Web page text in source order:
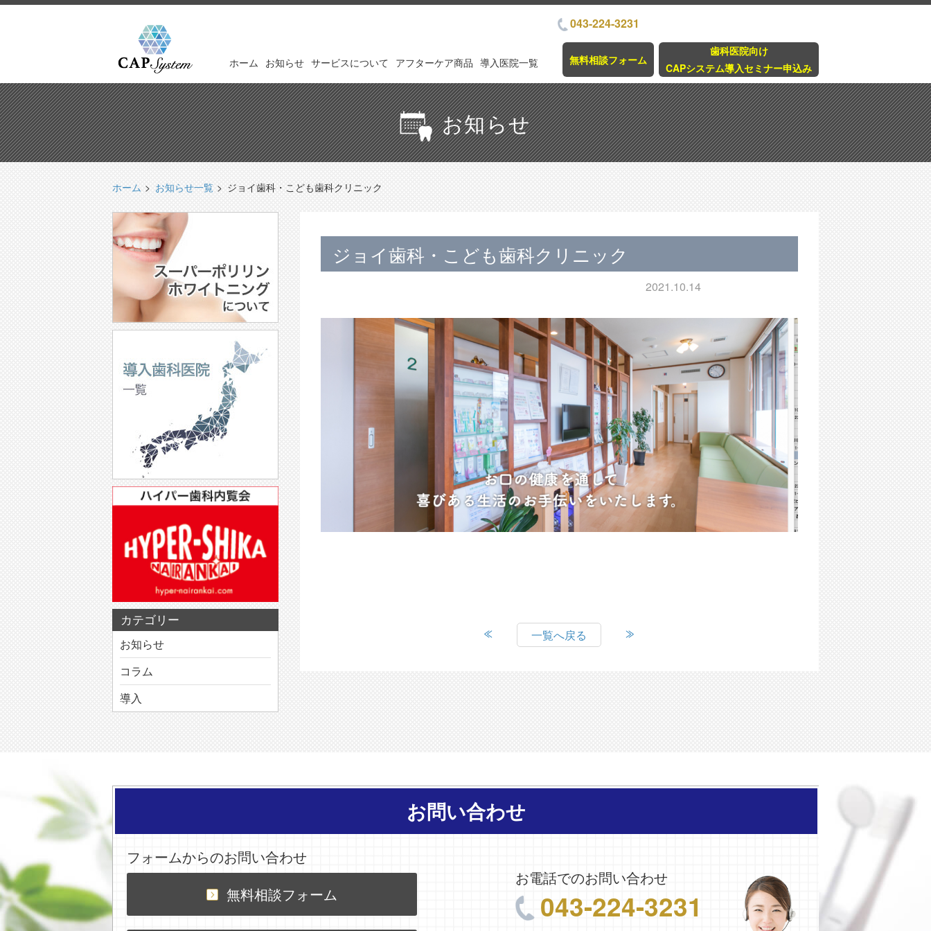
ホーム お知らせ サービスについて アフターケア商品 導入医院一覧
043-224-3231
無料相談フォーム
歯科医院向け
CAPシステム導入セミナー申込み
お知らせ
ホーム お知らせ一覧 ジョイ歯科・こども歯科クリニック
ジョイ歯科・こども歯科クリニック
2021.10.14
一覧へ戻る
カテゴリー
お知らせ
コラム
導入
お問い合わせ
フォームからのお問い合わせ
無料相談フォーム
お電話でのお問い合わせ
043-224-3231